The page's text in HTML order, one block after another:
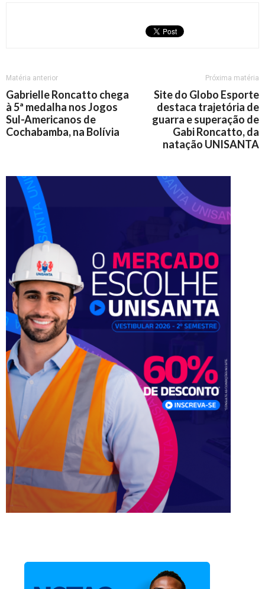
Matéria anterior
Gabrielle Roncatto chega
à 5ª medalha nos Jogos
Sul-Americanos de
Cochabamba, na Bolívia
Próxima matéria
Site do Globo Esporte
destaca trajetória de
guarra e superação de
Gabi Roncatto, da
natação UNISANTA